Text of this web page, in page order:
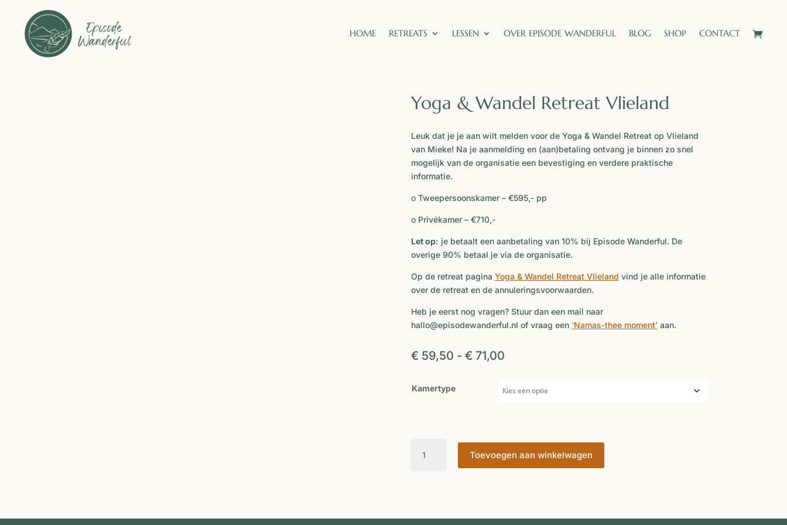
HOME RETREATS LESSEN OVER EPISODE WANDERFUL BLOG SHOP CONTACT
Yoga & Wandel Retreat Vlieland
Leuk dat je je aan wilt melden voor de Yoga & Wandel Retreat op Vlieland
van Mieke! Na je aanmelding en (aan)betaling ontvang je binnen zo snel
mogelijk van de organisatie een bevestiging en verdere praktische
informatie.
o Tweepersoonskamer – €595,- pp
o Privékamer – €710,-
Let op: je betaalt een aanbetaling van 10% bij Episode Wanderful. De
overige 90% betaal je via de organisatie.
Op de retreat pagina Yoga & Wandel Retreat Vlieland vind je alle informatie
over de retreat en de annuleringsvoorwaarden.
Heb je eerst nog vragen? Stuur dan een mail naar
hallo@episodewanderful.nl of vraag een ‘Namas-thee moment’aan.
€ 59,50 - € 71,00Prijsklasse:
€ 71,00
Kamertype
Toevoegen aan winkelwagen